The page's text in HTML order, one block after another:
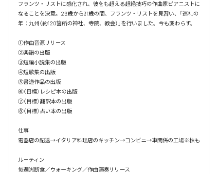
フランツ・リストに感化され、彼をも超える超絶技巧の作曲家ピアニストに
なることを決意。29歳から31歳の間、フランツ・リストを見習い、「巡礼の
年：九州（約120箇所の神社、寺院、教会）」を行いました。今も変わらず。
①作曲音源リリース
②楽譜の出版
③短編小説集の出版
④短歌集の出版
⑤書道作品の出版
⑥（目標）レシピ本の出版
⑦（目標）翻訳本の出版
⑧（目標）占い本の出版
仕事
電器店の配送→イタリア料理店のキッチン→コンビニ→車関係の工場※株も
ルーティン
毎週㈫断食／ウォーキング／作曲演奏リリース